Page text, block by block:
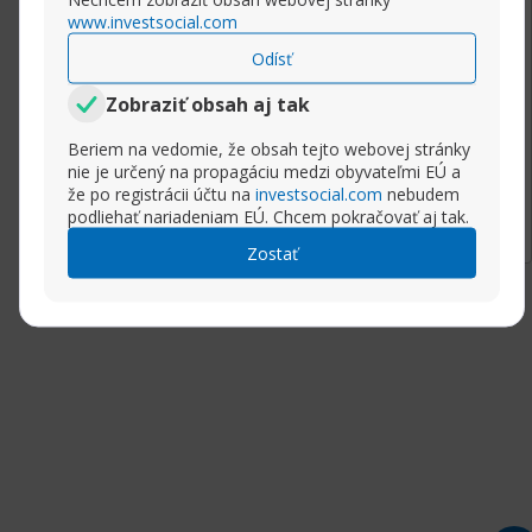
www.investsocial.com
Odísť
Zobraziť obsah aj tak
Beriem na vedomie, že obsah tejto webovej stránky
nie je určený na propagáciu medzi obyvateľmi EÚ a
že po registrácii účtu na investsocial.com nebudem
podliehať nariadeniam EÚ. Chcem pokračovať aj tak.
Zostať
This post was created with XRumer 23
StrongAI.
Good luck :)
Rozbaliť príspevok